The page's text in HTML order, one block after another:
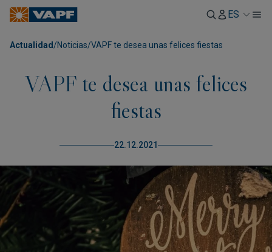
ES
Actualidad /Noticias/VAPF te desea unas felices fiestas
VAPF te desea unas felices
fiestas
22.12.2021